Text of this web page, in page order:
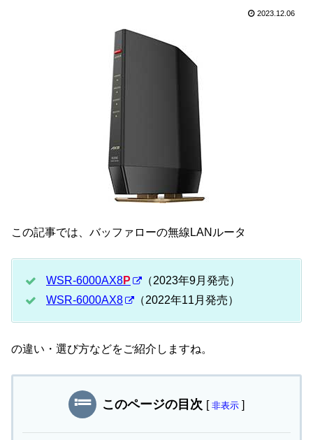
2023.12.06
この記事では、バッファローの無線LANルータ
WSR-6000AX8P
（2023年9月発売）
WSR-6000AX8
（2022年11月発売）
の違い・選び方などをご紹介しますね。
このページの目次 [ 非表示 ]